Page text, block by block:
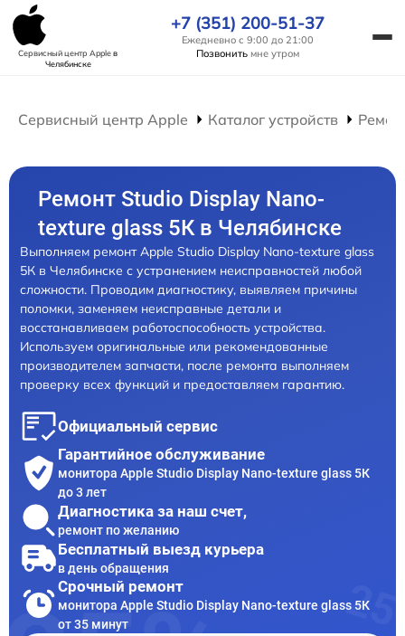
Сервисный центр Appleв
Челябинске
+7 (351) 200-51-37
Ежедневно с 9:00 до 21:00
Позвонить мне утром
Сервисный центр Apple Каталог устройств
Ремонт Studio Display Nano-
texture glass 5К в Челябинске
Выполняем ремонт Apple Studio Display Nano-texture glass
5К в Челябинске с устранением неисправностей любой
сложности. Проводим диагностику, выявляем причины
поломки, заменяем неисправные детали и
восстанавливаем работоспособность устройства.
Используем оригинальные или рекомендованные
производителем запчасти, после ремонта выполняем
проверку всех функций и предоставляем гарантию.
Официальный сервис
Гарантийное обслуживание
монитора Apple Studio Display Nano-texture glass 5К
до 3 лет
Диагностика за наш счет,
ремонт по желанию
Бесплатный выезд курьера
в день обращения
Срочный ремонт
монитора Apple Studio Display Nano-texture glass 5К
от 35 минут